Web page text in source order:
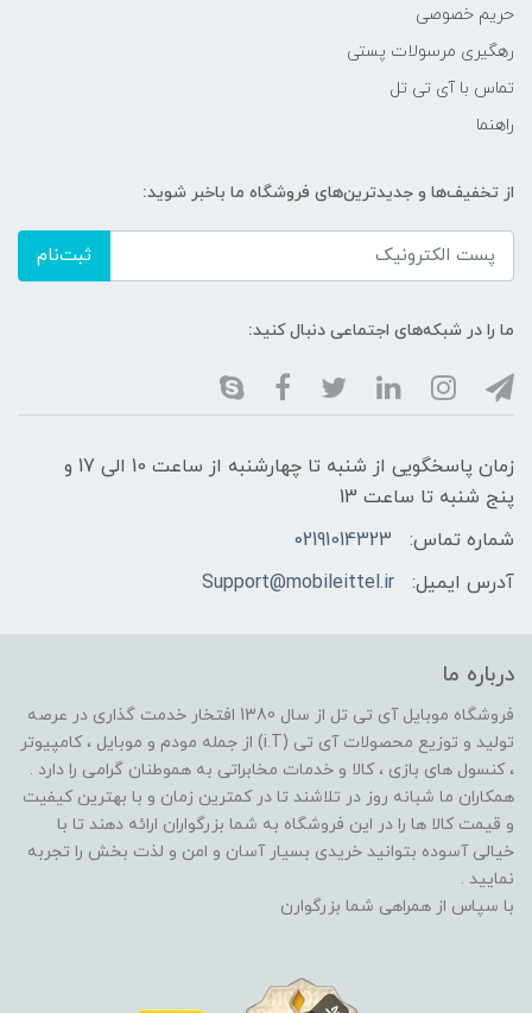
حریم خصوصی
رهگیری مرسولات پستی
تماس با آی تی تل
راهنما
از تخفیف‌ها و جدیدترین‌های فروشگاه ما باخبر شوید:
ثبت‌نام
ما را در شبکه‌های اجتماعی دنبال کنید:
زمان پاسخگویی از شنبه تا چهارشنبه از ساعت 10 الی 17 و
پنج شنبه تا ساعت 13
شماره تماس:
02191014323
آدرس ایمیل:
Support@mobileittel.ir
درباره ما
فروشگاه موبایل آی تی تل از سال 1380 افتخار خدمت گذاری در عرصه
تولید و توزیع محصولات آی تی (i.T) از جمله مودم و موبایل ، کامپیوتر
، کنسول های بازی ، کالا و خدمات مخابراتی به هموطنان گرامی را دارد .
همکاران ما شبانه روز در تلاشند تا در کمترین زمان و با بهترین کیفیت
و قیمت کالا ها را در این فروشگاه به شما بزرگواران ارائه دهند تا با
خیالی آسوده بتوانید خریدی بسیار آسان و امن و لذت بخش را تجربه
نمایید .
با سپاس از همراهی شما بزرگوارن